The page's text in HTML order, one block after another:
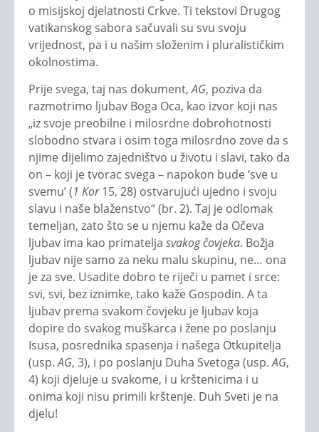
o misijskoj djelatnosti Crkve. Ti tekstovi Drugog
vatikanskog sabora sačuvali su svu svoju
vrijednost, pa i u našim složenim i pluralističkim
okolnostima.
Prije svega, taj nas dokument,AG, poziva da
razmotrimo ljubav Boga Oca, kao izvor koji nas
„iz svoje preobilne i milosrdne dobrohotnosti
slobodno stvara i osim toga milosrdno zove da s
njime dijelimo zajedništvo u životu i slavi, tako da
on – koji je tvorac svega – napokon bude ‘sve u
svemu’ (1 Kor15, 28) ostvarujući ujedno i svoju
slavu i naše blaženstvo“ (br. 2). Taj je odlomak
temeljan, zato što se u njemu kaže da Očeva
ljubav ima kao primatelja svakog čovjeka. Božja
ljubav nije samo za neku malu skupinu, ne… ona
je za sve. Usadite dobro te riječi u pamet i srce:
svi, svi, bez iznimke, tako kaže Gospodin. A ta
ljubav prema svakom čovjeku je ljubav koja
dopire do svakog muškarca i žene po poslanju
Isusa, posrednika spasenja i našega Otkupitelja
(usp.AG, 3), i po poslanju Duha Svetoga (usp.AG,
4) koji djeluje u svakome, i u krštenicima i u
onima koji nisu primili krštenje. Duh Sveti je na
djelu!